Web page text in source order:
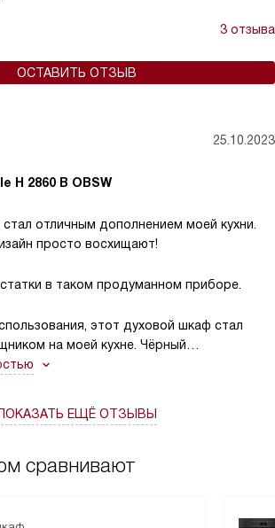
3 отзыва
ОСТАВИТЬ ОТЗЫВ
25.10.2023
H 2860 B OBSW
отличным дополнением моей кухни.
просто восхищают!
в таком продуманном приборе.
этот духовой шкаф стал
на моей кухне. Чёрный
ему элегантности и стиля.
его объем - 76 литров. Это позволяет
они получаются идеальными! Индикация
ЕЩЁ ОТЗЫВЫ
сравнивают